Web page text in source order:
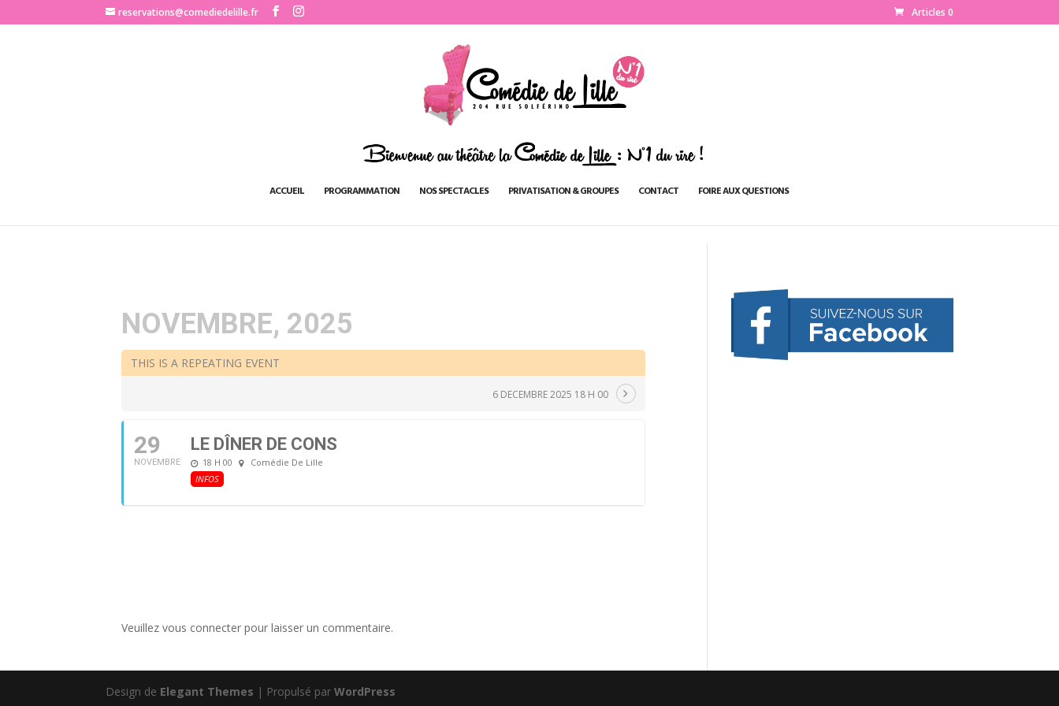
http://www.comediedelille.frreservations@comediedelille.fr Articles 0
ACCUEIL PROGRAMMATION NOS SPECTACLES PRIVATISATION & GROUPES CONTACT FOIRE AUX QUESTIONS
NOVEMBRE, 2025
THIS IS A REPEATING EVENT
6 DECEMBRE 2025 18 H 00
29
NOVEMBRE
LE DÎNER DE CONS
18 H 00
Comédie De Lille
INFOS
Veuillez vous connecter pour laisser un commentaire.
Design de Elegant Themes | Propulsé parWordPress